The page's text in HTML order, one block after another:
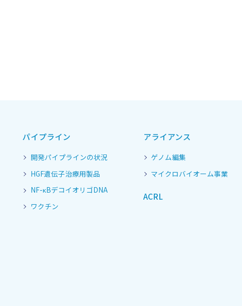
パイプライン
開発パイプラインの状況
HGF遺伝子治療用製品
NF-κBデコイオリゴDNA
ワクチン
アライアンス
ゲノム編集
マイクロバイオーム事業
ACRL